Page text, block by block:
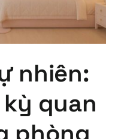
nhiên:
quan